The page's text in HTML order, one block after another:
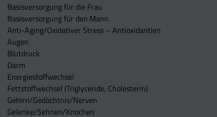
Basisversorgung für die Frau
Basisversorgung für den Mann
Anti-Aging/Oxidativer Stress – Antioxidantien
Augen
Blutdruck
Darm
Energiestoffwechsel
Fettstoffwechsel (Triglyceride, Cholesterin)
Gehirn/Gedächtnis/Nerven
Gelenke/Sehnen/Knochen